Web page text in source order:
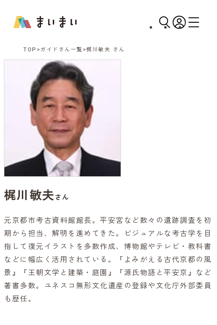
TOP ガイドさん一覧 梶川敏夫 さん
梶川敏夫さん
元京都市考古資料館館長。平安宮など数々の遺跡調査を初
期から担当、解明を進めてきた。ビジュアルな考古学を目
指して復元イラストを多数作成、博物館やテレビ・教科書
などに幅広く活用されている。『よみがえる古代京都の風
景』『王朝文学と建築・庭園』『源氏物語と平安京』など
著書多数。ユネスコ無形文化遺産の登録や文化庁外部委員
も歴任。